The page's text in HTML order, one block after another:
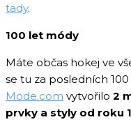
tady.
100 let módy
Máte občas hokej ve
se tu za posledních
Mode.com vytvořilo 2
prvky a styly od roku